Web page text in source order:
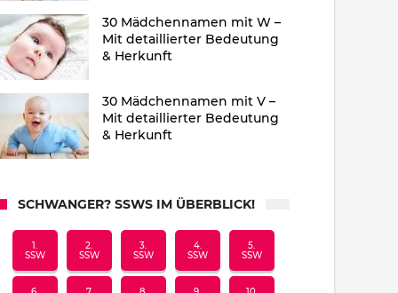
30 Mädchennamen mit W –
Mit detaillierter Bedeutung
& Herkunft
30 Mädchennamen mit V –
Mit detaillierter Bedeutung
& Herkunft
SCHWANGER? SSWS IM ÜBERBLICK!
1.
SSW
2.
SSW
3.
SSW
4.
SSW
5.
SSW